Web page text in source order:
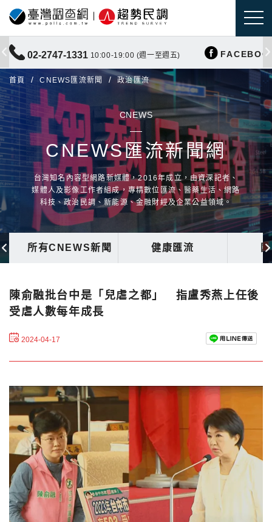
02-2747-1331 10:00-19:00 (週一至週五)
首頁 CNEWS匯流新聞 政治匯流
CNEWS
CNEWS匯流新聞網
台灣知名內容型網路新媒體，2016年成立，由資深記者、
媒體人及影像工作者組成，專精數位匯流、醫藥生活、網路
科技、政治民調、新能源、金融財經及企業公益領域。
所有CNEWS新聞 健康匯流
陳俞融批台中是「兒虐之都」 指盧秀燕上任後
受虐人數每年成長
2024-04-17